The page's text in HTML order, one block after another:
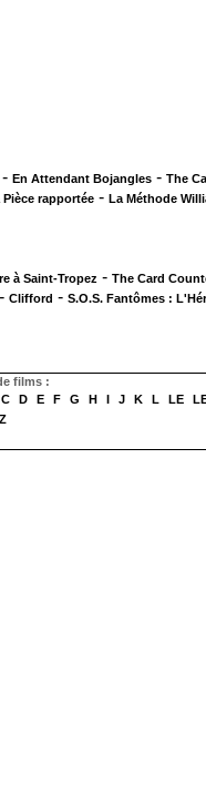
- En Attendant Bojangles - The
Pièce rapportée - La Méthode
à Saint-Tropez - The Card
- Clifford - S.O.S. Fantômes :
films :
C D E F G H I J K L LE
Z